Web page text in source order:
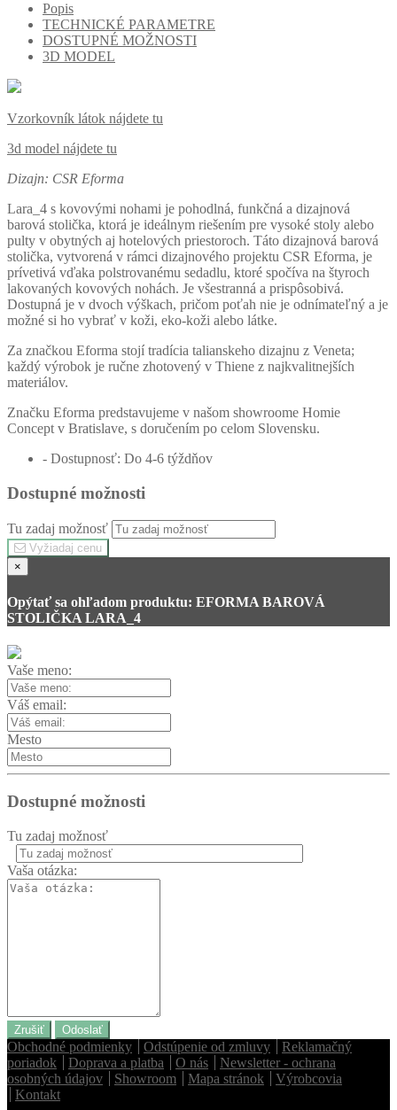
Popis
TECHNICKÉ PARAMETRE
DOSTUPNÉ MOŽNOSTI
3D MODEL
Vzorkovník látok nájdete tu
3d model nájdete tu
Dizajn: CSR Eforma
Lara_4 s kovovými nohami je pohodlná, funkčná a dizajnová
barová stolička, ktorá je ideálnym riešením pre vysoké stoly alebo
pulty v obytných aj hotelových priestoroch. Táto dizajnová barová
stolička, vytvorená v rámci dizajnového projektu CSR Eforma, je
prívetivá vďaka polstrovanému sedadlu, ktoré spočíva na štyroch
lakovaných kovových nohách. Je všestranná a prispôsobivá.
Dostupná je v dvoch výškach, pričom poťah nie je odnímateľný a je
možné si ho vybrať v koži, eko-koži alebo látke.
Za značkou Eforma stojí tradícia talianskeho dizajnu z Veneta;
každý výrobok je ručne zhotovený v Thiene z najkvalitnejších
materiálov.
Značku Eforma predstavujeme v našom showroome Homie
Concept v Bratislave, s doručením po celom Slovensku.
- Dostupnosť: Do 4-6 týždňov
Dostupné možnosti
Tu zadaj možnosť
Vyžiadaj cenu
×
Opýtať sa ohľadom produktu: EFORMA BAROVÁ
STOLIČKA LARA_4
Vaše meno:
Váš email:
Mesto
Dostupné možnosti
Tu zadaj možnosť
Vaša otázka:
Zrušiť Odoslať
Obchodné podmienky Odstúpenie od zmluvy
Reklamačný
poriadok
Doprava a platba O nás
Newsletter - ochrana
osobných údajov
Showroom Mapa stránok
Výrobcovia
Kontakt
Homie Asistent